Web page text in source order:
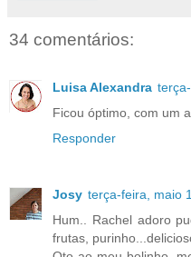
34 comentários:
Luisa Alexandra
Ficou óptimo, com um
Responder
Josy terça-feira, maio
Hum.. Rachel adoro
frutas,